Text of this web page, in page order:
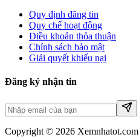
Quy định đăng tin
Quy chế hoạt động
Điều khoản thỏa thuận
Chính sách bảo mật
Giải quyết khiếu nại
Đăng ký nhận tin
Copyright © 2026 Xemnhatot.com